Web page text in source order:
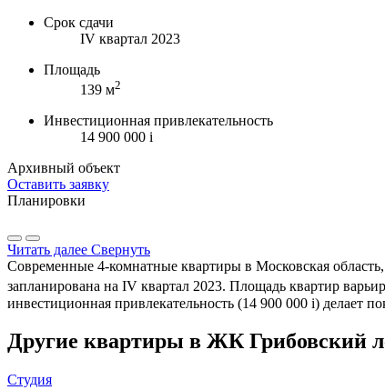
Срок сдачи
IV квартал 2023
Площадь
139 м2
Инвестиционная привлекательность
14 900 000 i
Архивный объект
Оставить заявку
Планировки
Читать далее Свернуть
Современные 4-комнатные квартиры в Московская
запланирована на IV квартал 2023. Площадь квартир
инвестиционная привлекательность (14 900 000 i) делает
Другие квартиры в ЖК Грибовский
Студия